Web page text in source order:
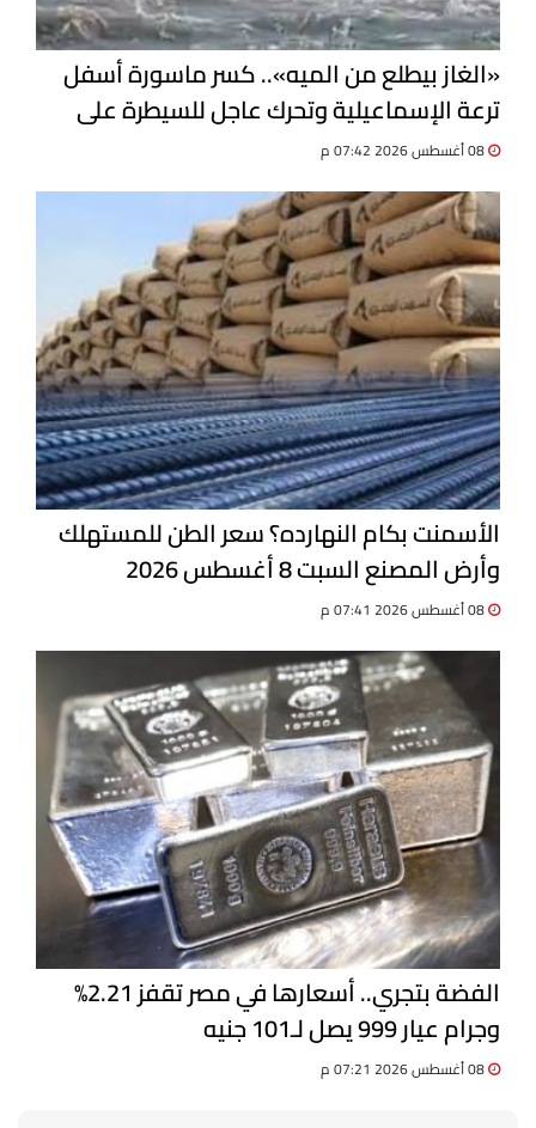
«الغاز بيطلع من الميه».. كسر ماسورة أسفل
ترعة الإسماعيلية وتحرك عاجل للسيطرة على
التسرب
الأسمنت بكام النهارده؟ سعر الطن للمستهلك
وأرض المصنع السبت 8 أغسطس 2026
الفضة بتجري.. أسعارها في مصر تقفز 2.21%
وجرام عيار 999 يصل لـ101 جنيه